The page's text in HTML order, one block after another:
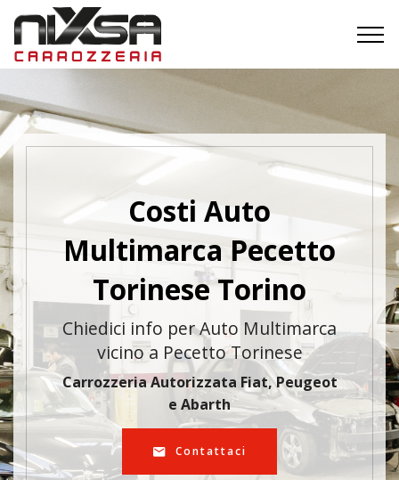
Costi Auto
Multimarca Pecetto
Torinese Torino
Chiedici info per Auto Multimarca
vicino a Pecetto Torinese
Carrozzeria Autorizzata Fiat, Peugeot
e Abarth
Contattaci